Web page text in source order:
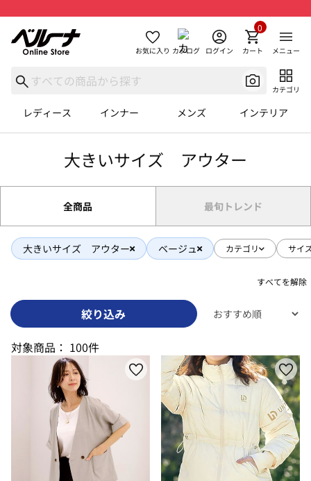
お気に入り カタログ ログイン カート
0
メニュー
カテゴリ
レディース インナー メンズ インテリア
大きいサイズ アウター
全商品 最旬トレンド
大きいサイズ アウター ベージュ カテゴリ サイ
すべてを解除
絞り込み
対象商品： 100件